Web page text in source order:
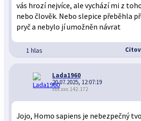
vás hrozí nejvíce, ale vychází mi z
nebo člověk. Nebo slepice přeběhla
pryč a nebylo jí umožněn návrat
1 hlas
Lada1960
20.07.2025, 12:07:19
xxx.xxx.142.172
Jojo, Homo sapiens je nebezpečný